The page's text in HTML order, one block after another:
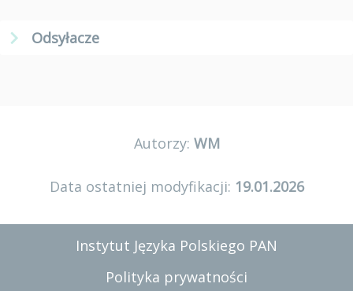
Odsyłacze
Autorzy: WM
Data ostatniej modyfikacji: 19.01.2026
Instytut Języka Polskiego PAN
Polityka prywatności